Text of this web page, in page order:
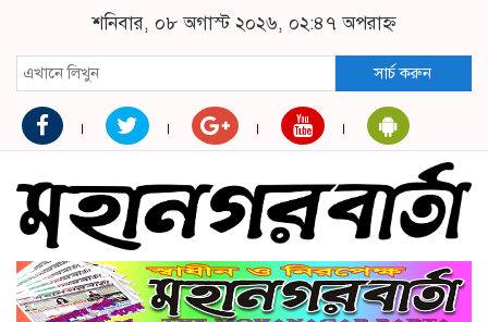
শনিবার, ০৮ অগাস্ট ২০২৬, ০২:৪৭ অপরাহ্ন
সার্চ করুন